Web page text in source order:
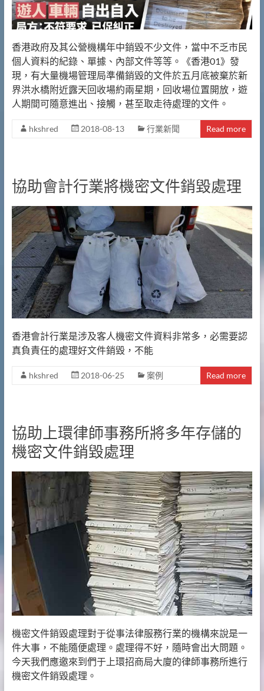
香港政府及其公營機構年中銷毀不少文件，當中不乏市民
個人資料的紀錄、單據、內部文件等等。《香港01》發
現，有大量機場管理局準備銷毀的文件於五月底被棄於新
界洪水橋附近露天回收場約兩星期，回收場位置開放，遊
人期間可隨意進出、接觸，甚至取走待處理的文件。
hkshred 2018-08-13 行業新聞 Read more
協助會計行業將機密文件銷毀處理
香港會計行業是涉及客人機密文件資料非常多，必需要認
真負責任的處理好文件銷毀，不能
hkshred 2018-06-25 案例 Read more
協助上環律師事務所將多年存儲的
機密文件銷毀處理
機密文件銷毀處理對于從事法律服務行業的機構來說是一
件大事，不能隨便處理。處理得不好，隨時會出大問題。
今天我們應邀來到們于上環招商局大廈的律師事務所進行
機密文件銷毀處理。